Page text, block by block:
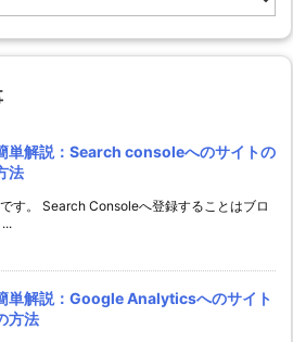
単解説：Search consoleへのサイトの
法
す。 Search Consoleへ登録することはブロ
単解説：Google Analyticsへのサイト
方法